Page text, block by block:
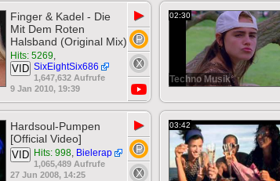
Finger & Kadel - Die
Mit Dem Roten
Halsband (Original Mix)
Hits: 5269,
SixEightSix686
VID
1,647,632 Aufrufe
9 Jan 2010, 19:39
▶ 02:30
Techno Musik
Hardsoul-Pumpen
[Official Video]
Hits: 998, Bielerap
VID
1,065,489 Aufrufe
27 Jun 2008, 14:25
▶ 03:42